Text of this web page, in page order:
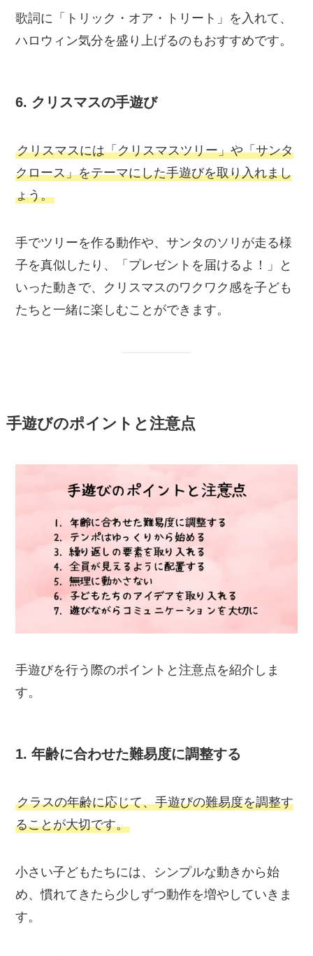
歌詞に「トリック・オア・トリート」を入れて、
ハロウィン気分を盛り上げるのもおすすめです。
6. クリスマスの手遊び
クリスマスには「クリスマスツリー」や「サンタ
クロース」をテーマにした手遊びを取り入れまし
ょう。
手でツリーを作る動作や、サンタのソリが走る様
子を真似したり、「プレゼントを届けるよ！」と
いった動きで、クリスマスのワクワク感を子ども
たちと一緒に楽しむことができます。
手遊びのポイントと注意点
手遊びを行う際のポイントと注意点を紹介しま
す。
1.年齢に合わせた難易度に調整する
クラスの年齢に応じて、手遊びの難易度を調整す
ることが大切です。
小さい子どもたちには、シンプルな動きから始
め、慣れてきたら少しずつ動作を増やしていきま
す。